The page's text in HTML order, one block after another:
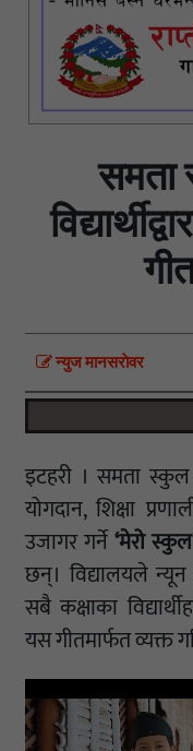
समता
न्युज मानसराेवर
इटहरी । समता स्कुल
योगदान, शिक्षा
उजागर गर्ने‘मेरो
छन्। विद्यालयले न्यून
सबै कक्षाका
यस गीतमार्फत व्यक्त
Player